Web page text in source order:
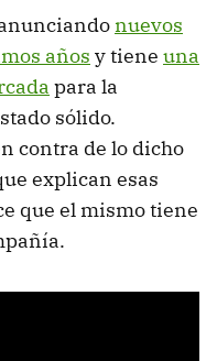
nuevos
años y tiene una
para la
sólido.
contra de lo dicho
explican esas
que el mismo tiene